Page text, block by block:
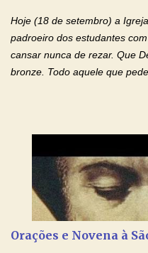
filhos. Mas isso não é o c...
Hoje (18 de setembro) a
padroeiro dos estudantes
cansar nunca de rezar. Que
bronze. Todo aquele que
mim o teu fervor, a tua
ajudando-me e eu me
Glória… Amável protetor
e entediante para mim. Tu
esforço maior em meus
Orações e Novena à